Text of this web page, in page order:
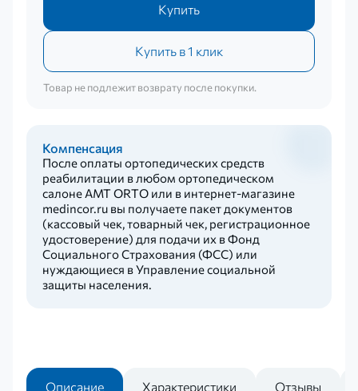
Компенсация
После оплаты ортопедических средств
реабилитации в любом ортопедическом
салоне AMT ORTO или в интернет-магазине
medincor.ru вы получаете пакет документов
(кассовый чек, товарный чек, регистрационное
удостоверение) для подачи их в Фонд
Социального Страхования (ФСС) или
нуждающиеся в Управление социальной
защиты населения.
Купить
Купить в 1 клик
Товар не подлежит возврату после покупки.
Описание Характеристики Отзывы